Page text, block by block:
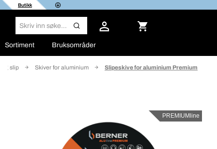
Butikk
Sortiment Bruksområder
og slip Skiver for aluminium Slipeskive for aluminium Premium
PREMIUMline